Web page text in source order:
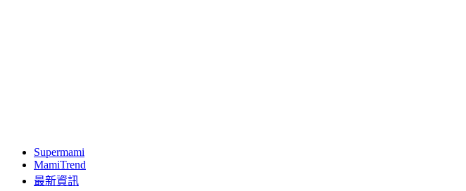
Supermami
MamiTrend
最新資訊